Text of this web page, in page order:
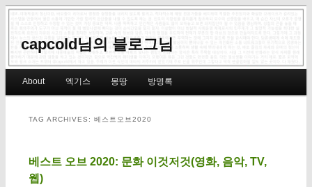
capcold님의 블로그님
Skip to primary content
Skip to secondary content
About 엑기스 몽땅 방명록
TAG ARCHIVES: 베스트오브2020
베스트 오브 2020: 문화 이것저것(영화, 음악, TV,
웹)